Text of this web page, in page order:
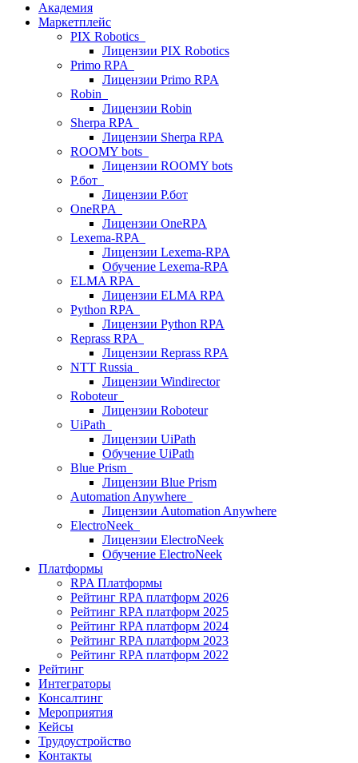
Академия
Маркетплейс
PIX Robotics
Лицензии PIX Robotics
Primo RPA
Лицензии Primo RPA
Robin
Лицензии Robin
Sherpa RPA
Лицензии Sherpa RPA
ROOMY bots
Лицензии ROOMY bots
Р.бот
Лицензии Р.бот
OneRPA
Лицензии OneRPA
Lexema-RPA
Лицензии Lexema-RPA
Обучение Lexema-RPA
ELMA RPA
Лицензии ELMA RPA
Python RPA
Лицензии Python RPA
Reprass RPA
Лицензии Reprass RPA
NTT Russia
Лицензии Windirector
Roboteur
Лицензии Roboteur
UiPath
Лицензии UiPath
Обучение UiPath
Blue Prism
Лицензии Blue Prism
Automation Anywhere
Лицензии Automation Anywhere
ElectroNeek
Лицензии ElectroNeek
Обучение ElectroNeek
Платформы
RPA Платформы
Рейтинг RPA платформ 2026
Рейтинг RPA платформ 2025
Рейтинг RPA платформ 2024
Рейтинг RPA платформ 2023
Рейтинг RPA платформ 2022
Рейтинг
Интеграторы
Консалтинг
Mероприятия
Кейсы
Трудоустройство
Контакты